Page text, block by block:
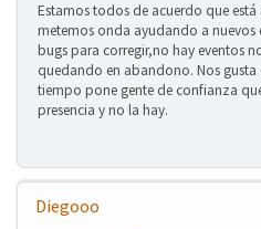
Estamos todos de acuerdo que
metemos onda ayudando a nuevos
bugs para corregir,no hay eventos
quedando en abandono. Nos gusta
tiempo pone gente de confianza
presencia y no la hay.
Diegooo